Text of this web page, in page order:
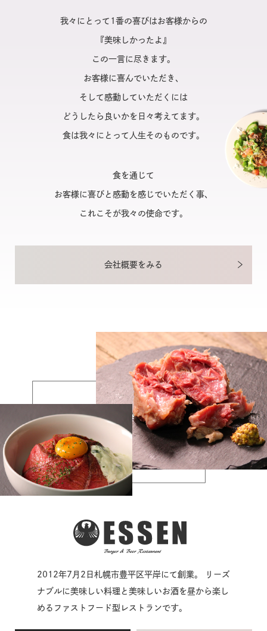
我々にとって1番の喜びはお客様からの
『美味しかったよ』
この一言に尽きます。
お客様に喜んでいただき、
そして感動していただくには
どうしたら良いかを日々考えてます。
食は我々にとって人生そのものです。
食を通じて
お客様に喜びと感動を感じでいただく事、
これこそが我々の使命です。
会社概要をみる
2012年7月2日札幌市豊平区平岸にて創業。 リーズ
ナブルに美味しい料理と美味しいお酒を昼から楽し
めるファストフード型レストランです。